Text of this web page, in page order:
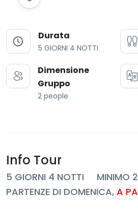
Durata
5 GIORNI 4 NOTTI
Dimensione
Gruppo
2 people
Info Tour
5 GIORNI 4 NOTTI MINIMO
PARTENZE DI DOMENICA, A